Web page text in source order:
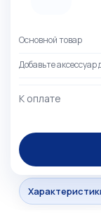
Основной товар
Добавьте
К оплате